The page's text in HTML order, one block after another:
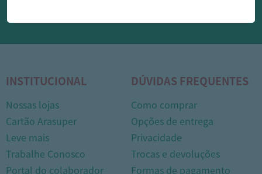
1
INSTITUCIONAL
Nossas lojas
Cartão Arasuper
Leve mais
Trabalhe Conosco
Portal do colaborador
DÚVIDAS FREQUENTES
Como comprar
Opções de entrega
Privacidade
Trocas e devoluções
Formas de pagamento